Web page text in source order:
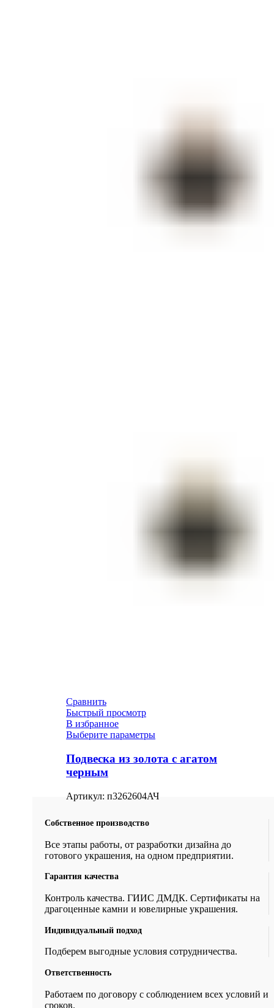
Сравнить
Быстрый просмотр
В избранное
Выберите параметры
Подвеска из золота с агатом
черным
Артикул: п3262604АЧ
Собственное производство
Все этапы работы, от разработки дизайна до
готового украшения, на одном предприятии.
Гарантия качества
Контроль качества. ГИИС ДМДК. Сертификаты на
драгоценные камни и ювелирные украшения.
Индивидуальный подход
Подберем выгодные условия сотрудничества.
Ответственность
Работаем по договору с соблюдением всех условий и
сроков.